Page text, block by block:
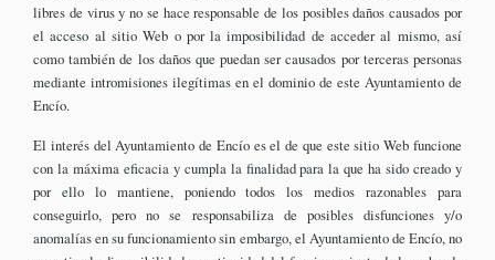
libres de virus y no se hace responsable de los posibles daños causados por
el acceso al sitio Web o por la imposibilidad de acceder al mismo, así
como también de los daños que puedan ser causados por terceras personas
mediante intromisiones ilegítimas en el dominio de este Ayuntamiento de
Encío.
El interés del Ayuntamiento de Encío es el de que este sitio Web funcione
con la máxima eficacia y cumpla la finalidad para la que ha sido creado y
por ello lo mantiene, poniendo todos los medios razonables para
conseguirlo, pero no se responsabiliza de posibles disfunciones y/o
anomalías en su funcionamiento sin embargo, el Ayuntamiento de Encío, no